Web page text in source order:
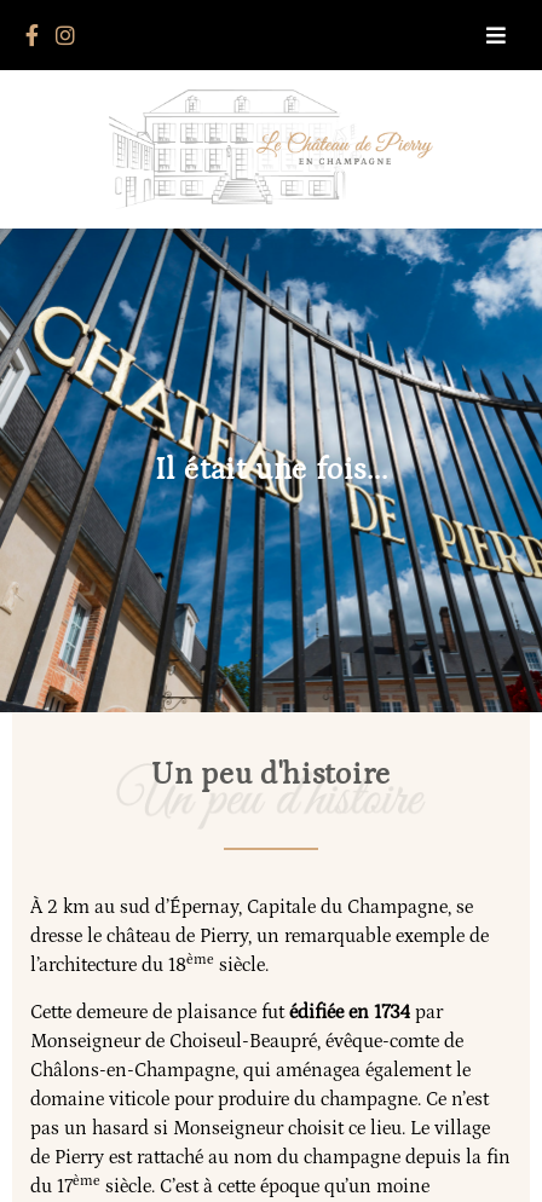
Il était une fois...
Un peu d'histoire
À 2 km au sud d’Épernay, Capitale du Champagne, se
dresse le château de Pierry, un remarquable exemple de
l’architecture du 18ème siècle.
Cette demeure de plaisance futédifiée en 1734 par
Monseigneur de Choiseul-Beaupré, évêque-comte de
Châlons-en-Champagne, qui aménagea également le
domaine viticole pour produire du champagne. Ce n’est
pas un hasard si Monseigneur choisit ce lieu. Le village
de Pierry est rattaché au nom du champagne depuis la fin
du 17ème siècle. C’est à cette époque qu’un moine